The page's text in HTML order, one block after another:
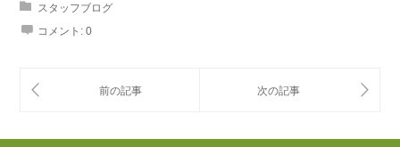
スタッフブログ
コメント: 0